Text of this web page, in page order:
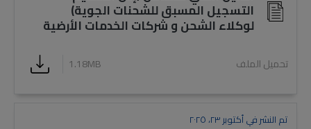
التسجيل المسبق للشحنات الجوية)
لوكلاء الشحن و شركات الخدمات الأرضية
تحميل الملف 1.18MB
تم النشر في أكتوبر ٢٣، ٢٠٢٥